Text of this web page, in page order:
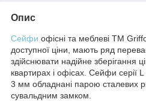
Опис
Сейфи офісні та меблеві TM
доступної ціни, мають ряд
здійснювати надійне зберігання
квартирах і офісах. Сейфи серії
3 мм обладнані парою сталевих
сувальдним замком.